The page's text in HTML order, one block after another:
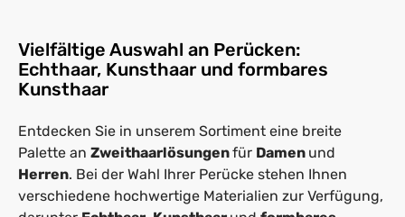
Vielfältige Auswahl an Perücken:
Echthaar, Kunsthaar und formbares
Kunsthaar
Entdecken Sie in unserem Sortiment eine breite
Palette an Zweithaarlösungenfür Damen und
Herren. Bei der Wahl Ihrer Perücke stehen Ihnen
verschiedene hochwertige Materialien zur Verfügung,